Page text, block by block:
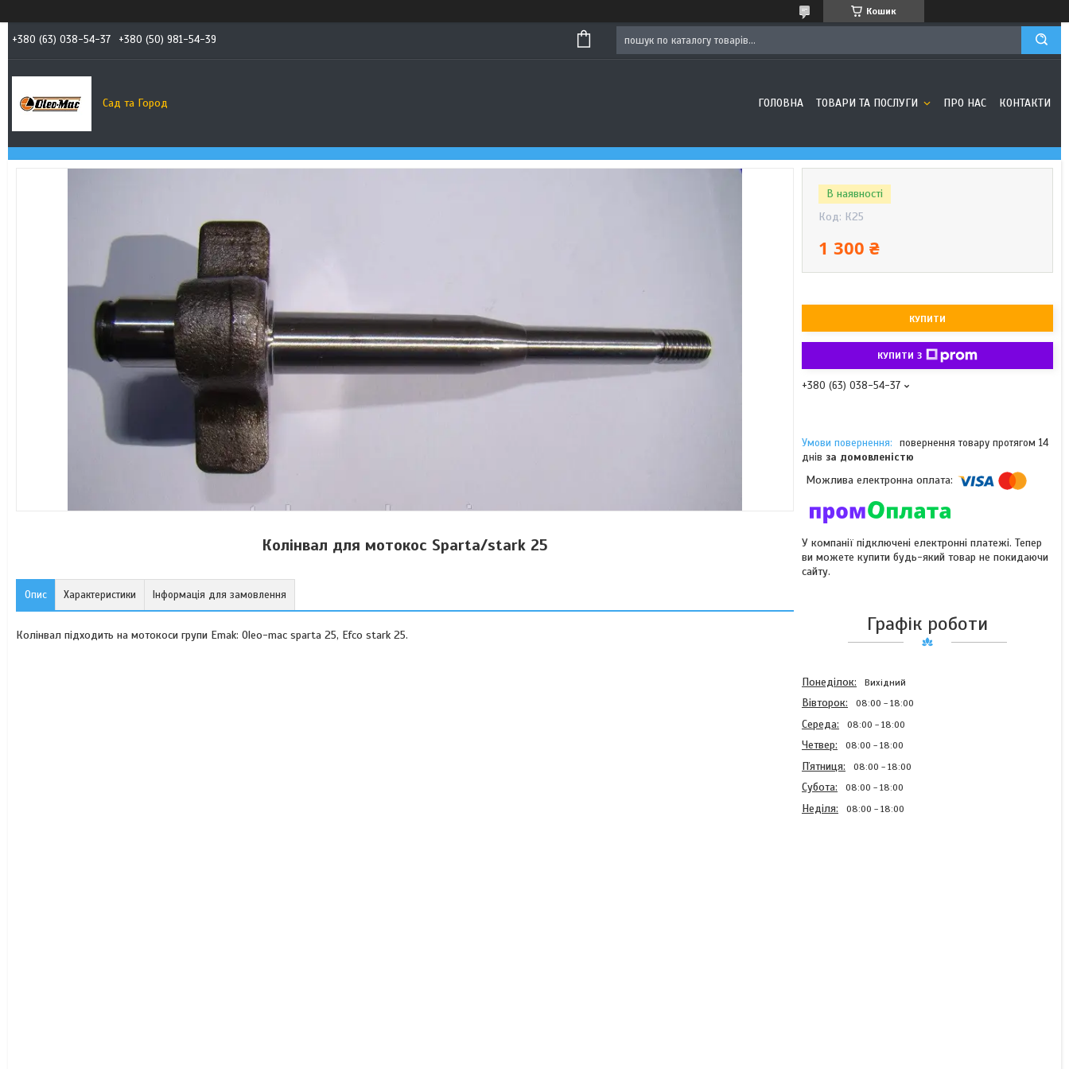
Кошик
+380 (63) 038-54-37 +380 (50) 981-54-39
Сад та Город ГОЛОВНА ТОВАРИ ТА ПОСЛУГИ ПРО НАС КОНТАКТИ
Колінвал для мотокос Sparta/stark 25
Опис Характеристики Інформація для замовлення
Колінвал підходить на мотокоси групи Emak: Oleo-mac sparta 25, Efco stark 25.
В наявності
Код: К25
1 300 ₴
КУПИТИ
КУПИТИ З
+380 (63) 038-54-37
повернення товару протягом 14
днів за домовленістю
У компанії підключені електронні платежі. Тепер
ви можете купити будь-який товар не покидаючи
сайту.
Графік роботи
Понеділок Вихідний
Вівторок 08:00 18:00
Середа 08:00 18:00
Четвер 08:00 18:00
Пʼятниця 08:00 18:00
Субота 08:00 18:00
Неділя 08:00 18:00